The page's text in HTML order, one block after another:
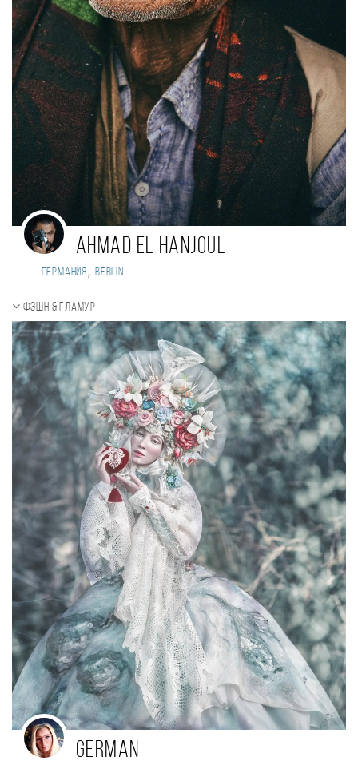
Ahmad El Hanjoul
Германия , Berlin
Фэшн & Гламур
german